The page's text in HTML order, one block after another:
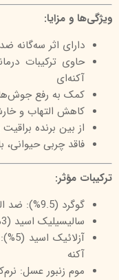
ویژگی‌ها و مزایا:
دارای اثر سه‌گانه
حاوی ترکیبات
آکنه‌ای
کمک به رفع
کاهش التهاب و
از بین برنده
فاقد چربی حیوانی، با پایه
ترکیبات مؤثر:
گوگرد (9.5%): ضد التهاب و ضد قارچ قوی
سالیسیلیک اسید (3%): لایه‌بردار و بازکننده منافذ
آکنه
موم زنبور عسل: